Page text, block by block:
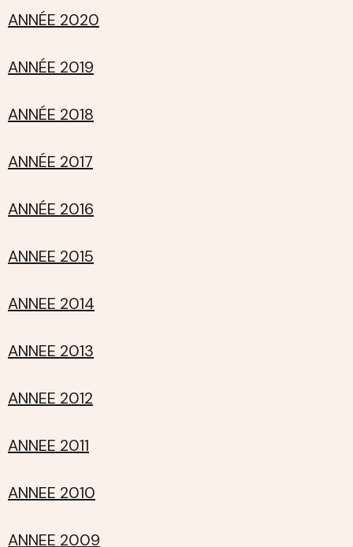
ANNÉE 2020
ANNÉE 2019
ANNÉE 2018
ANNÉE 2017
ANNÉE 2016
ANNEE 2015
ANNEE 2014
ANNEE 2013
ANNEE 2012
ANNEE 2011
ANNEE 2010
ANNEE 2009